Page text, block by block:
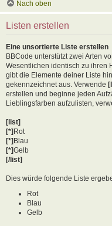
Nach oben
Listen erstellen
Eine unsortierte Liste erstellen
BBCode unterstützt zwei Arten
Wesentlichen identisch zu ihren
gibt die Elemente deiner Liste
gekennzeichnet aus. Verwende
erstellen und beginne jeden
Lieblingsfarben aufzulisten,
[list]
[*] Rot
[*] Blau
[*]Gelb
[/list]
Dies würde folgende Liste
Rot
Blau
Gelb